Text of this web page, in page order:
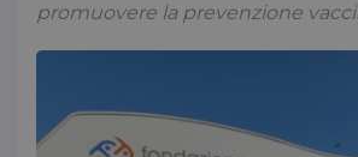
promuovere la prevenzione